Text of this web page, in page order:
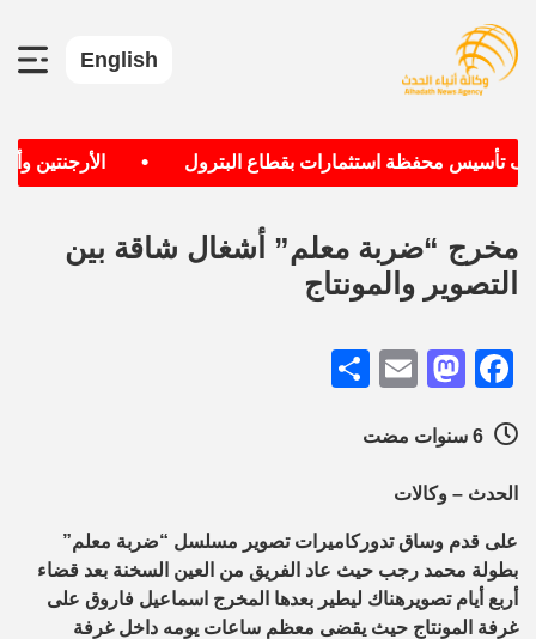
English
تأسيس محفظة استثمارات بقطاع البترول الأرجنتين
مخرج “ضربة معلم” أشغال شاقة بين
التصوير والمونتاج
Facebook
Mastodon
Email
الحدث – وكالات
على قدم وساق تدوركاميرات تصوير مسلسل “ضربة معلم”
بطولة محمد رجب حيث عاد الفريق من العين السخنة بعد قضاء
أربع أيام تصويرهناك ليطير بعدها المخرج اسماعيل فاروق على
غرفة المونتاج حيث يقضى معظم ساعات يومه داخل غرفة